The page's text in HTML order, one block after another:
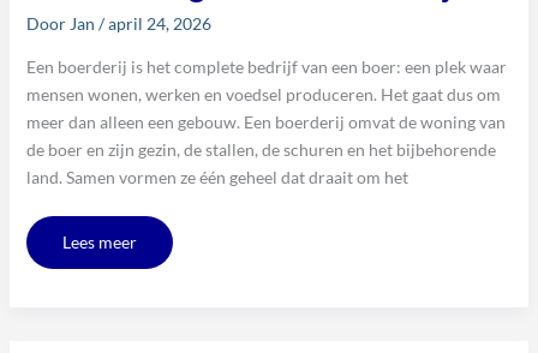
Door Jan /april 24, 2026
Een boerderij is het complete bedrijf van een boer: een plek waar
mensen wonen, werken en voedsel produceren. Het gaat dus om
meer dan alleen een gebouw. Een boerderij omvat de woning van
de boer en zijn gezin, de stallen, de schuren en het bijbehorende
land. Samen vormen ze één geheel dat draait om het
Lees meer